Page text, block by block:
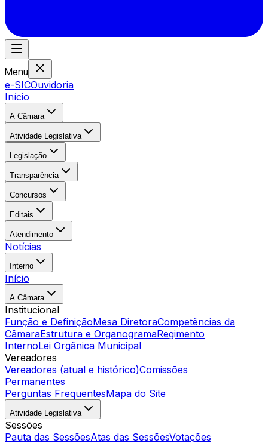
Menu
e-SICOuvidoria
Início
A Câmara
Atividade Legislativa
Legislação
Transparência
Concursos
Editais
Atendimento
Notícias
Interno
Início
A Câmara
Institucional
Função e DefiniçãoMesa DiretoraCompetências da
CâmaraEstrutura e OrganogramaRegimento
InternoLei Orgânica Municipal
Vereadores
Vereadores (atual e histórico)Comissões
Permanentes
Perguntas FrequentesMapa do Site
Atividade Legislativa
Sessões
Pauta das SessõesAtas das SessõesVotações